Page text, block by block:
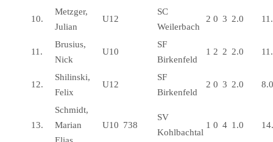
10.
Metzger,
Julian
U12
SC
Weilerbach
2 0 3 2.0
11.
Brusius,
Nick
U10
SF
Birkenfeld
1 2 2 2.0
12.
Shilinski,
Felix
U12
SF
Birkenfeld
2 0 3 2.0 8.0
13.
Schmidt,
Marian
U10 738
SV
Kohlbachtal
1 0 4 1.0